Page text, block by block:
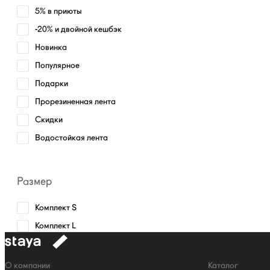
5% в приюты
-20% и двойной кешбэк
Новинка
Популярное
Подарки
Прорезиненная лента
Скидки
Водостойкая лента
Размер
Комплект S
Комплект L
к
Навигация
О компании Каталог